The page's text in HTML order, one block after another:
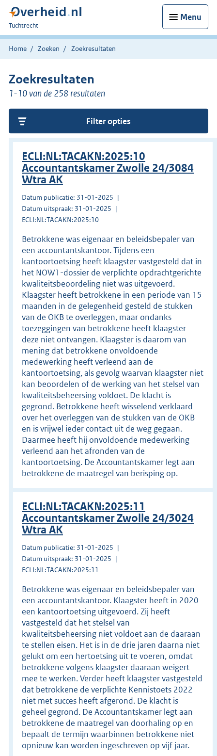
Menu
U
bent
hier:
Tuchtrecht
Home Zoeken Zoekresultaten
Zoekresultaten
1-10 van de 258 resultaten
Filter opties
ECLI:NL:TACAKN:2025:10
Accountantskamer Zwolle 24/3084
Wtra AK
Datum publicatie: 31-01-2025
Datum uitspraak: 31-01-2025
ECLI:NL:TACAKN:2025:10
Betrokkene was eigenaar en beleidsbepaler van
een accountantskantoor. Tijdens een
kantoortoetsing heeft klaagster vastgesteld dat in
het NOW1-dossier de verplichte opdrachtgerichte
kwaliteitsbeoordeling niet was uitgevoerd.
Klaagster heeft betrokkene in een periode van 15
maanden in de gelegenheid gesteld de stukken
van de OKB te overleggen, maar ondanks
toezeggingen van betrokkene heeft klaagster
deze niet ontvangen. Klaagster is daarom van
mening dat betrokkene onvoldoende
medewerking heeft verleend aan de
kantoortoetsing, als gevolg waarvan klaagster niet
kan beoordelen of de werking van het stelsel van
kwaliteitsbeheersing voldoet. De klacht is
gegrond. Betrokkene heeft wisselend verklaard
over het overleggen van de stukken van de OKB
en is vrijwel ieder contact uit de weg gegaan.
Daarmee heeft hij onvoldoende medewerking
verleend aan het afronden van de
kantoortoetsing. De Accountantskamer legt aan
betrokkene de maatregel van berisping op.
ECLI:NL:TACAKN:2025:11
Accountantskamer Zwolle 24/3024
Wtra AK
Datum publicatie: 31-01-2025
Datum uitspraak: 31-01-2025
ECLI:NL:TACAKN:2025:11
Betrokkene was eigenaar en beleidsbepaler van
een accountantskantoor. Klaagster heeft in 2020
een kantoortoetsing uitgevoerd. Zij heeft
vastgesteld dat het stelsel van
kwaliteitsbeheersing niet voldoet aan de daaraan
te stellen eisen. Het is in de drie jaren daarna niet
gelukt om een hertoetsing uit te voeren, omdat
betrokkene volgens klaagster daaraan weigert
mee te werken. Verder heeft klaagster vastgesteld
dat betrokkene de verplichte Kennistoets 2022
niet met succes heeft afgerond. De klacht is
geheel gegrond. De Accountantskamer legt aan
betrokkene de maatregel van doorhaling op en
bepaalt de termijn waarbinnen betrokkene niet
opnieuw kan worden ingeschreven op vijf jaar.